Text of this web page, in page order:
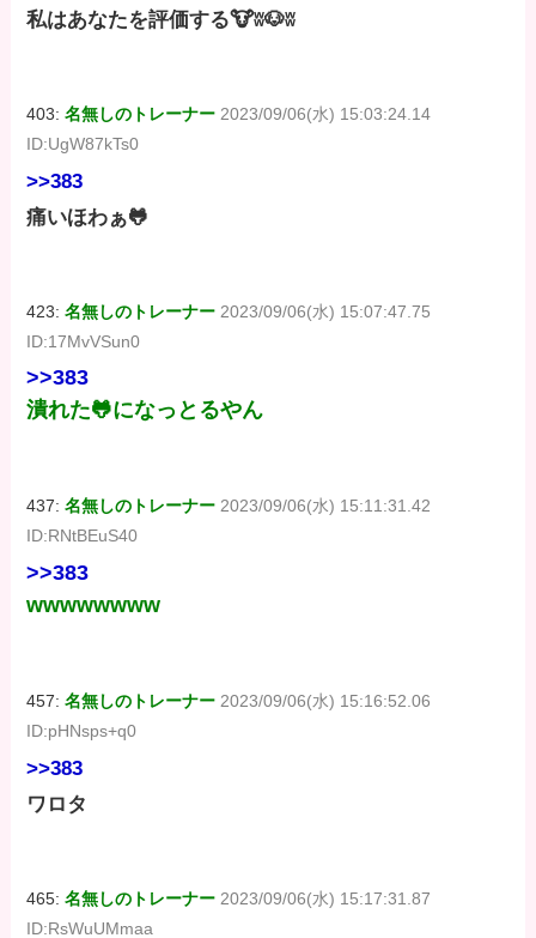
私はあなたを評価する🐮ʬ🐶ʬ
403:名無しのトレーナー 2023/09/06(水) 15:03:24.14
ID:UgW87kTs0
>>383
痛いほわぁ🐸
423:名無しのトレーナー 2023/09/06(水) 15:07:47.75
ID:17MvVSun0
>>383
潰れた🐸になっとるやん
437:名無しのトレーナー 2023/09/06(水) 15:11:31.42
ID:RNtBEuS40
>>383
wwwwwwww
457:名無しのトレーナー 2023/09/06(水) 15:16:52.06
ID:pHNsps+q0
>>383
ワロタ
465:名無しのトレーナー 2023/09/06(水) 15:17:31.87
ID:RsWuUMmaa